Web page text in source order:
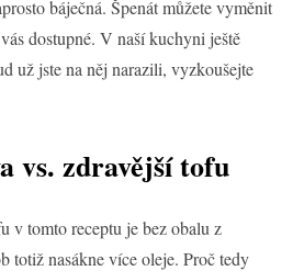
báječná. Špenát můžete vyměnit
dostupné. V naší kuchyni ještě
už jste na něj narazili, vyzkoušejte
vs. zdravější tofu
v tomto receptu je bez obalu z
totiž nasákne více oleje. Proč tedy